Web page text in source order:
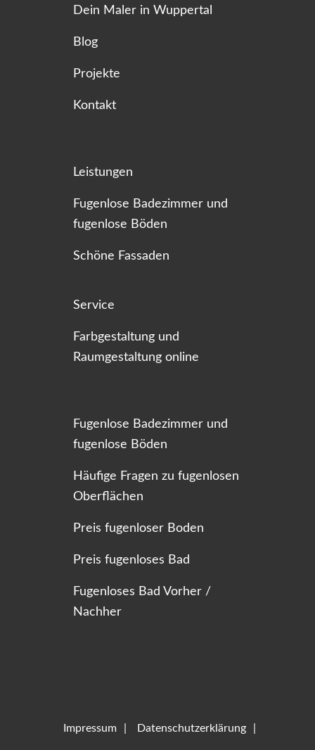
Dein Maler in Wuppertal
Blog
Projekte
Kontakt
Leistungen
Fugenlose Badezimmer und
fugenlose Böden
Schöne Fassaden
Service
Farbgestaltung und
Raumgestaltung online
Fugenlose Badezimmer und
fugenlose Böden
Häufige Fragen zu fugenlosen
Oberflächen
Preis fugenloser Boden
Preis fugenloses Bad
Fugenloses Bad Vorher /
Nachher
Impressum Datenschutzerklärung